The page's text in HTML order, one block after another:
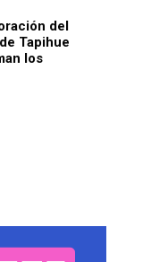
del
Tapihue
los